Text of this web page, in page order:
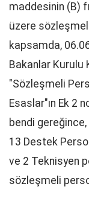
maddesinin (B)
üzere
kapsamda,
Bakanlar Kurulu
"Sözleşmeli
Esaslar"ın Ek 2
bendi gereğince,
13 Destek
ve 2 Teknisyen
sözleşmeli